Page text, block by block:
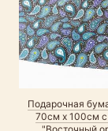
Подарочная
70см х 100см